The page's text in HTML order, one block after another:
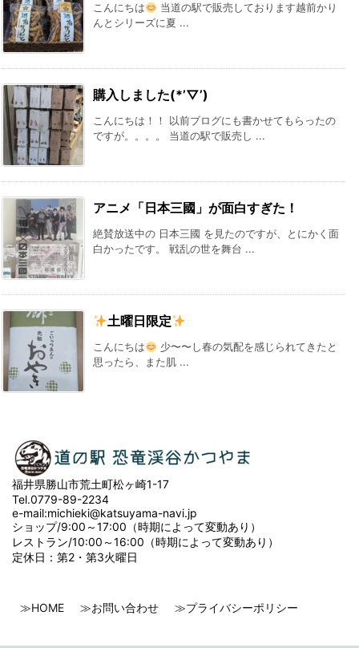
こんにちは
当道の駅で販売しております越前かり
んとシリーズに夏 ...
購入しました(*’▽’)
こんにちは！！ 以前ブログにも書かせてもらったの
ですが。。。。 当道の駅で販売し ...
アニメ「日本三國」が面白すぎた！
絶賛放送中の 日本三國 を見たのですが、とにかく面
白かったです。 戦乱の世を舞台 ...
土曜日限定
こんにちは
少〜〜し春の気配を感じられてきたと
思ったら、また肌 ...
福井県勝山市荒土町松ヶ崎1-17
Tel.0779-89-2234
e-mail:michieki@katsuyama-navi.jp
ショップ/9:00～17:00（時期によって変動あり）
レストラン/10:00～16:00（時期によって変動あり）
定休日：第2・第3火曜日
≫HOME ≫お問い合わせ ≫プライバシーポリシー